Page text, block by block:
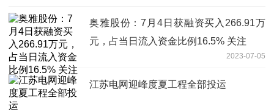
奥雅股份：7月4日获融资买入266.91万
元，占当日流入资金比例16.5% 关注
2023-07-05
江苏电网迎峰度夏工程全部投运